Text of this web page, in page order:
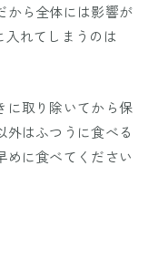
から全体には影響が
れてしまうのは
に取り除いてから保
はふつうに食べる
めに食べてください